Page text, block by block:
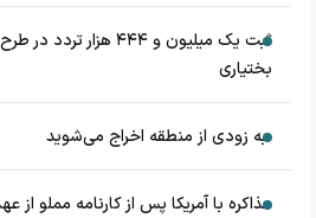
ثبت یک میلیون و ۴۴۴
بختیاری
به زودی از منطقه اخراج می‌شوید
مذاکره با آمریکا پس از کارنامه مملو